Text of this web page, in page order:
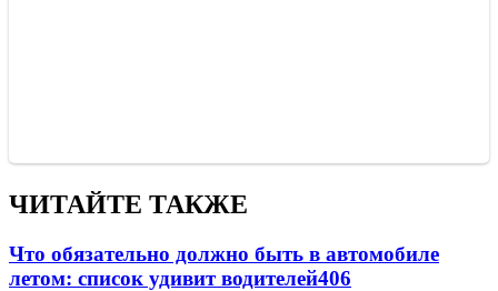
ЧИТАЙТЕ ТАКЖЕ
Что обязательно должно быть в автомобиле
летом: список удивит водителей406